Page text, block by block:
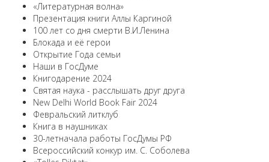
«Литературная волна»
Презентация книги Аллы Каргиной
100 лет со дня смерти В.И.Ленина
Блокада и её герои
Открытие Года семьи
Наши в ГосДуме
Книгодарение 2024
Святая наука - расслышать друг друга
New Delhi World Book Fair 2024
Февральский литклуб
Книга в наушниках
30-летначала работы ГосДумы РФ
Всероссийский конкур им. С. Соболева